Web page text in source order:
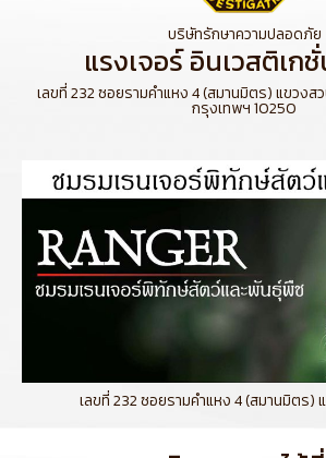
บริษัทรักษาความปลอดภัย
แรงเจอร์ อินเวสติเก
เลขที่ 232 ซอยรามคำแหง 4 (สมานมิตร) แขวงส
กรุงเทพฯ 10250
เลขที่ 232 ซอยรามคำแหง 4 (สมานมิตร)